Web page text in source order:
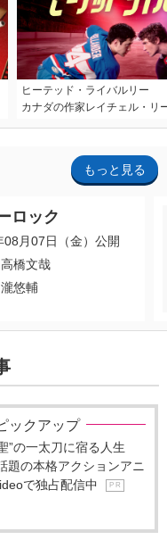
ヒーテッド・ライバルリー
カナダの作家レイチェル・リ
もっと見る
ロック
08月07日（金）公開
橋文哉
悠輔
ックアップ
”の一太刀に宿る人生
の本格アクションアニ
で独占配信中
P R